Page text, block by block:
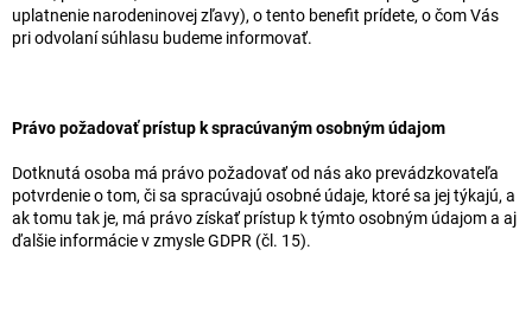
uplatnenie narodeninovej zľavy), o tento benefit prídete, o čom Vás
pri odvolaní súhlasu budeme informovať.
Právo požadovať prístup k spracúvaným osobným údajom
Dotknutá osoba má právo požadovať od nás ako prevádzkovateľa
potvrdenie o tom, či sa spracúvajú osobné údaje, ktoré sa jej týkajú, a
ak tomu tak je, má právo získať prístup k týmto osobným údajom a aj
ďalšie informácie v zmysle GDPR (čl. 15).